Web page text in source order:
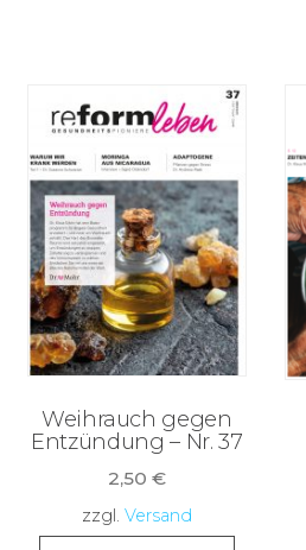
Weihrauch gegen
Entzündung – Nr. 37
2,50 €
zzgl. Versand